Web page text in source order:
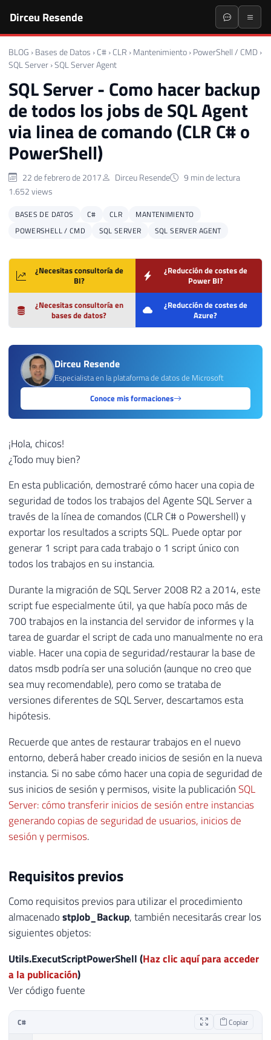
Dirceu Resende
BLOG › Bases de Datos › C# › CLR › Mantenimiento › PowerShell / CMD ›
SQL Server ›SQL Server Agent
SQL Server - Como hacer backup
de todos los jobs de SQL Agent
via linea de comando (CLR C# o
PowerShell)
22 de febrero de 2017 Dirceu Resende
9 min de lectura
1.652 views
BASES DE DATOS C# CLR
MANTENIMIENTO
POWERSHELL / CMD
SQL SERVER SQL SERVER AGENT
¿Necesitas consultoría de
BI?
¿Reducción de costes de
Power BI?
¿Necesitas consultoría en
bases de datos?
¿Reducción de costes de
Azure?
Dirceu Resende
Especialista en la plataforma de datos de Microsoft
Conoce mis formaciones
¡Hola, chicos!
¿Todo muy bien?
En esta publicación, demostraré cómo hacer una copia de
seguridad de todos los trabajos del Agente SQL Server a
través de la línea de comandos (CLR C# o Powershell) y
exportar los resultados a scripts SQL. Puede optar por
generar 1 script para cada trabajo o 1 script único con
todos los trabajos en su instancia.
Durante la migración de SQL Server 2008 R2 a 2014, este
script fue especialmente útil, ya que había poco más de
700 trabajos en la instancia del servidor de informes y la
tarea de guardar el script de cada uno manualmente no era
viable. Hacer una copia de seguridad/restaurar la base de
datos msdb podría ser una solución (aunque no creo que
sea muy recomendable), pero como se trataba de
versiones diferentes de SQL Server, descartamos esta
hipótesis.
Recuerde que antes de restaurar trabajos en el nuevo
entorno, deberá haber creado inicios de sesión en la nueva
instancia. Si no sabe cómo hacer una copia de seguridad de
sus inicios de sesión y permisos, visite la publicaciónSQL
Server: cómo transferir inicios de sesión entre instancias
generando copias de seguridad de usuarios, inicios de
sesión y permisos.
Requisitos previos
Como requisitos previos para utilizar el procedimiento
almacenadostpJob_Backup, también necesitarás crear los
siguientes objetos:
Utils.ExecutScriptPowerShell (Haz clic aquí para acceder
a la publicación)
Ver código fuente
C# Copiar